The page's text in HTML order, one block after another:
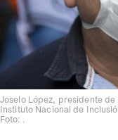
Joselo López, presidente
Instituto Nacional de
Foto: .